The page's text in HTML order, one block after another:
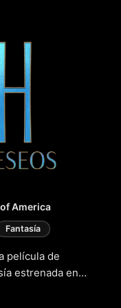
de
America
Fantasía
película de
estrenada en
Asha, que